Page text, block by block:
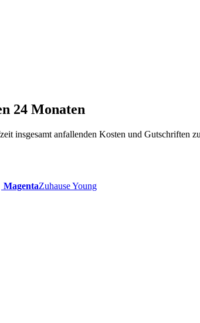
24 Monaten
insgesamt anfallenden Kosten und Gutschriften
MagentaZuhause Young